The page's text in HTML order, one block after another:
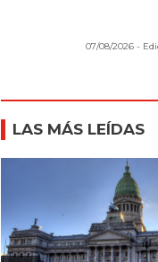
07/08/2026 -
LAS MÁS LEÍDAS